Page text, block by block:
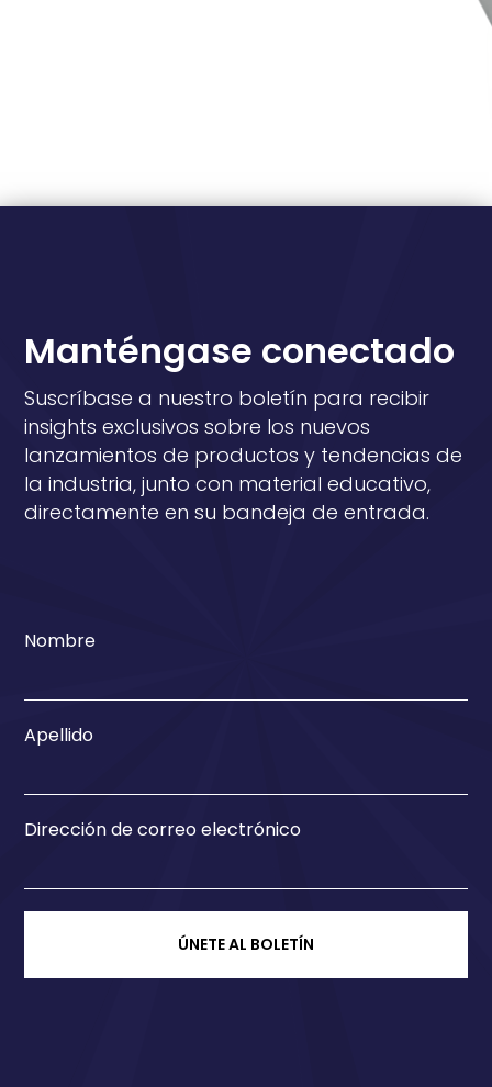
Manténgase conectado
Suscríbase a nuestro boletín para recibir
insights exclusivos sobre los nuevos
lanzamientos de productos y tendencias de
la industria, junto con material educativo,
directamente en su bandeja de entrada.
Nombre
Apellido
Dirección de correo electrónico
ÚNETE AL BOLETÍN